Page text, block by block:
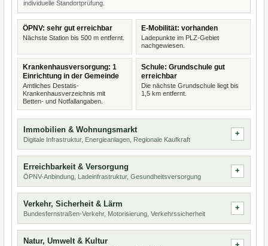
individuelle Standortprüfung.
ÖPNV: sehr gut erreichbar
Nächste Station bis 500 m entfernt.
E-Mobilität: vorhanden
Ladepunkte im PLZ-Gebiet
nachgewiesen.
Krankenhausversorgung: 1
Einrichtung in der Gemeinde
Amtliches Destatis-
Krankenhausverzeichnis mit
Betten- und Notfallangaben.
Schule: Grundschule gut
erreichbar
Die nächste Grundschule liegt bis
1,5 km entfernt.
Immobilien & Wohnungsmarkt
Digitale Infrastruktur, Energieanlagen, Regionale Kaufkraft
Erreichbarkeit & Versorgung
ÖPNV-Anbindung, Ladeinfrastruktur, Gesundheitsversorgung
Verkehr, Sicherheit & Lärm
Bundesfernstraßen-Verkehr, Motorisierung, Verkehrssicherheit
Natur, Umwelt & Kultur